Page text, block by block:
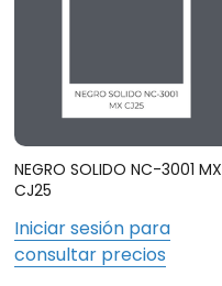
NEGRO SOLIDO NC-3001 MX
CJ25
Iniciar sesión para
consultar precios